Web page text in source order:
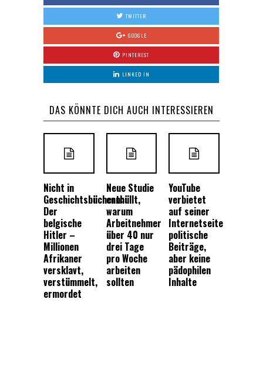
TWITTER
GOOGLE
PINTEREST
LINKED IN
DAS KÖNNTE DICH AUCH INTERESSIEREN
Nicht in
Geschichtsbüchern:
Der
belgische
Hitler –
Millionen
Afrikaner
versklavt,
verstümmelt,
ermordet
Neue Studie
enthüllt,
warum
Arbeitnehmer
über 40 nur
drei Tage
pro Woche
arbeiten
sollten
YouTube
verbietet
auf seiner
Internetseite
politische
Beiträge,
aber keine
pädophilen
Inhalte